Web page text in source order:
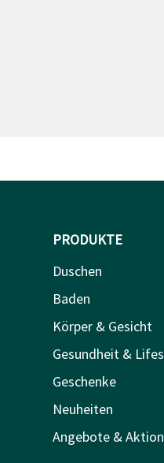
PRODUKTE
Duschen
Baden
Körper & Gesicht
Gesundheit &
Geschenke
Neuheiten
Angebote &